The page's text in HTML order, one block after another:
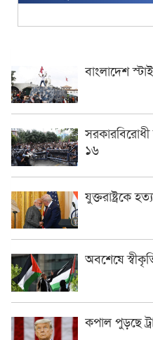
বাংলাদেশ
১৬
যুক্তরাষ্ট্রকে
অবশেষে
কপাল পুড়ছে